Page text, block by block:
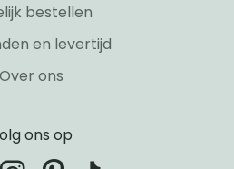
bestellen
en levertijd
Over ons
ons op